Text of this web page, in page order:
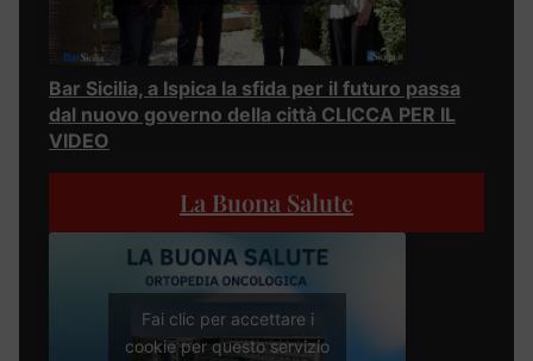
Bar Sicilia, a Ispica la sfida per il futuro passa
dal nuovo governo della città CLICCA PER IL
VIDEO
La Buona Salute
Fai clic per accettare i
cookie per questo servizio